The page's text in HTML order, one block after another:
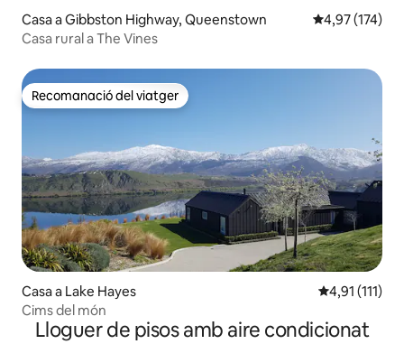
Casa a Gibbston Highway, Queenstown 4,97 de
4,97 (174)
Casa rural a The Vines
Recomanació del viatger
Recomanació del viatger
Casa a Lake Hayes 4,91 de
4,91 (111)
Cims del món
Lloguer de pisos amb aire condicionat